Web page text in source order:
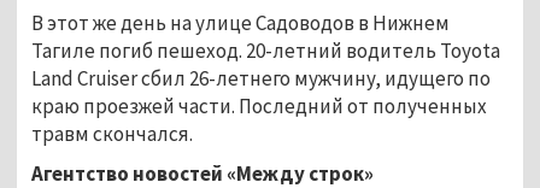
В этот же день на улице Садоводов в Нижнем
Тагиле погиб пешеход. 20-летний водитель Toyota
Land Cruiser сбил 26-летнего мужчину, идущего по
краю проезжей части. Последний от полученных
травм скончался.
Агентство новостей «Между строк»